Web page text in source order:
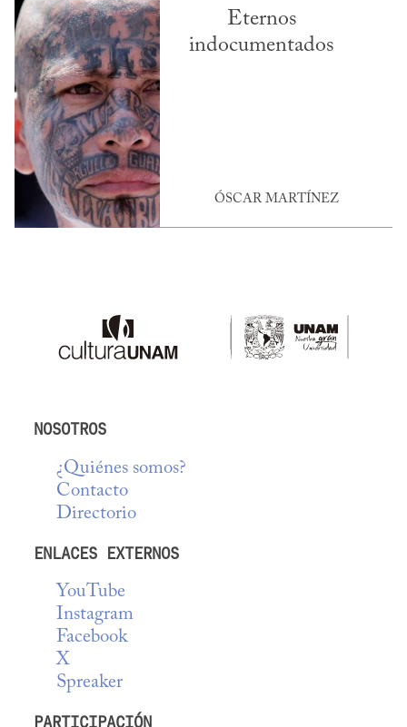
Eternos
indocumentados
ÓSCAR MARTÍNEZ
NOSOTROS
¿Quiénes somos?
Contacto
Directorio
ENLACES EXTERNOS
YouTube
Instagram
Facebook
X
Spreaker
PARTICIPACIÓN